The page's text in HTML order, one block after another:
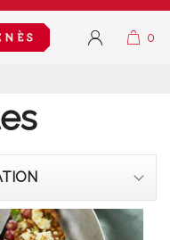
nos